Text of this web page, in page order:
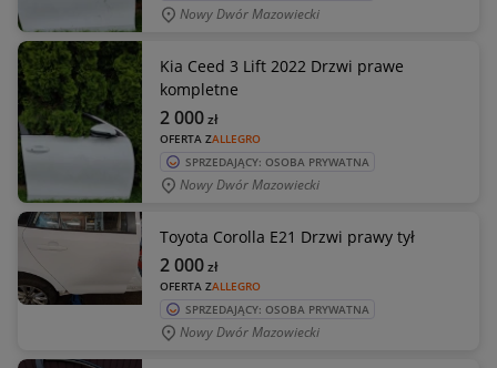
Nowy Dwór Mazowiecki
Kia Ceed 3 Lift 2022 Drzwi prawe
kompletne
OFERTA ZALLEGRO
2 000zł
SPRZEDAJĄCY: OSOBA PRYWATNA
Nowy Dwór Mazowiecki
Toyota Corolla E21 Drzwi prawy tył
OFERTA ZALLEGRO
2 000zł
SPRZEDAJĄCY: OSOBA PRYWATNA
Nowy Dwór Mazowiecki